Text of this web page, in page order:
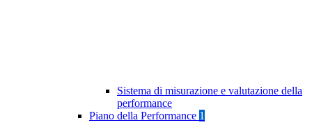
Sistema di misurazione e valutazione della
performance
Piano della Performance 1